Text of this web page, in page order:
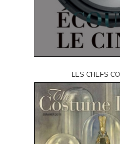
LES CHEFS